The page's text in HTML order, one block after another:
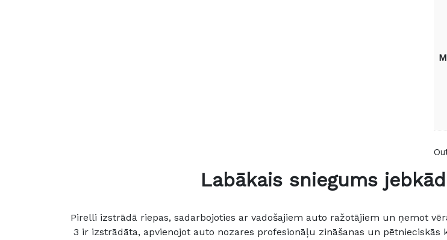
Labākais sniegums
Pirelli izstrādā riepas, sadarbojoties ar vadošajiem auto ražotājiem un ņemot
3 ir izstrādāta, apvienojot auto nozares profesionāļu zināšanas un